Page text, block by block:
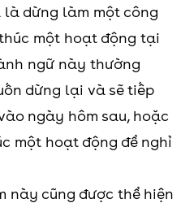
là dừng làm một công
một hoạt động tại
ngữ này thường
dừng lại và sẽ tiếp
ngày hôm sau, hoặc
một hoạt động để nghỉ
này cũng được thể hiện